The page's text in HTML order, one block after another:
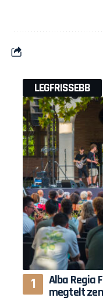
LEGFRISSEBB
Alba Regia
megtelt